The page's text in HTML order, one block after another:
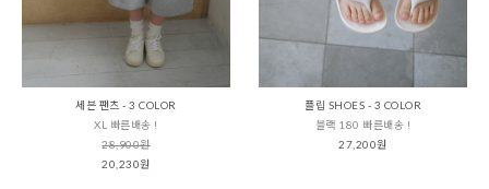
세븐 팬츠 - 3 COLOR
XL 빠른배송 !
28,900원
20,230원
플립 SHOES - 3 COLOR
블랙 180 빠른배송 !
27,200원